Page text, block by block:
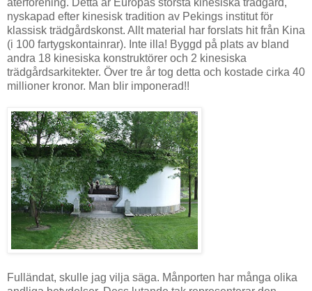
återförening. Detta är Europas största kinesiska trädgård,
nyskapad efter kinesisk tradition av Pekings institut för
klassisk trädgårdskonst. Allt material har forslats hit från Kina
(i 100 fartygskontainrar). Inte illa! Byggd på plats av bland
andra 18 kinesiska konstruktörer och 2 kinesiska
trädgårdsarkitekter. Över tre år tog detta och kostade cirka 40
millioner kronor. Man blir imponerad!!
Fulländat, skulle jag vilja säga. Månporten har många olika